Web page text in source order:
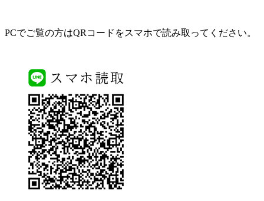
PCでご覧の方はQRコードをスマホで読み取ってください。